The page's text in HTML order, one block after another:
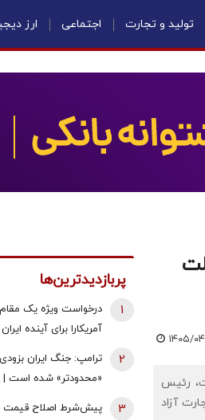
تولید و تجارت اجتماعی ارز
- ۱۶:۲۷
رئیس
آزاد
پربازدیدترین‌ها
درخواست ویژه یک مقام
آمریکارا برای آینده
مطالبه کنید | کنشکر و
1
ترامپ: جنگ ایران
«محدودتر» شده است
2
پیش‌شرط اصلاح قیمت
3